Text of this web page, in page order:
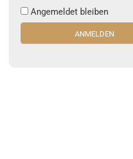
Angemeldet bleiben